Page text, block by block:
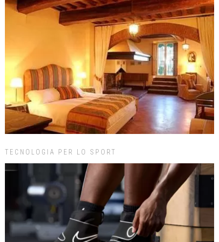
TECNOLOGIA PER LO SPORT